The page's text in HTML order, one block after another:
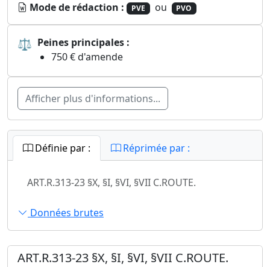
Mode de rédaction :
PVE ou PVO
⚖ Peines principales :
750 € d'amende
Afficher plus d'informations...
Définie par : Réprimée par :
ART.R.313-23 §X, §I, §VI, §VII C.ROUTE.
Données brutes
ART.R.313-23 §X, §I, §VI, §VII C.ROUTE.